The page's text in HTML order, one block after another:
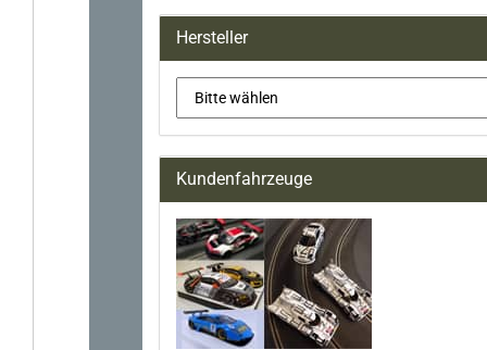
Hersteller
Kundenfahrzeuge